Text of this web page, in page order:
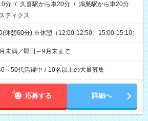
分 / 久喜駅から車20分 / 鴻巣駅から車20分
ティクス
休憩60分) ※休憩（12:00-12:50、15:00-15:10）
未満／即日～9月末まで
～50代活躍中 / 10名以上の大量募集
応募する 詳細へ